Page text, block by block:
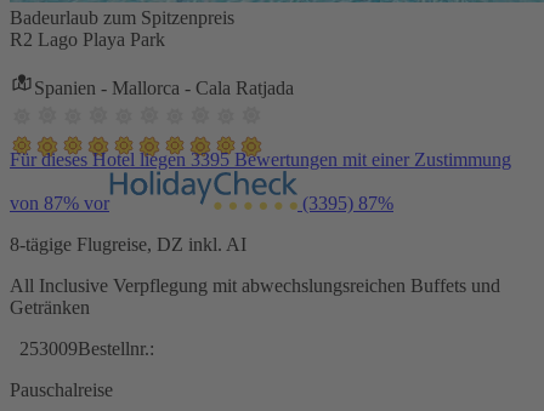
Badeurlaub zum Spitzenpreis
R2 Lago Playa Park
Spanien - Mallorca - Cala Ratjada
Für dieses Hotel liegen 3395 Bewertungen mit einer Zustimmung
von 87% vor (3395) 87%
8-tägige Flugreise, DZ inkl. AI
All Inclusive Verpflegung mit abwechslungsreichen Buffets und
Getränken
253009Bestellnr.:
Pauschalreise